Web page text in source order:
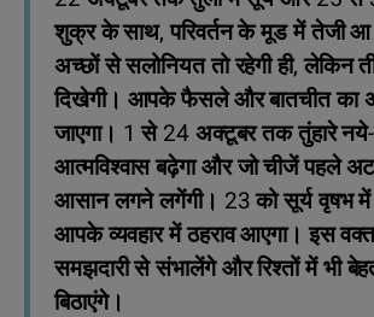
शुक्र के साथ, परिवर्तन के मूड में तेजी
अच्‍छों से सलोनियत तो रहेगी ही, लेकिन
दिखेगी। आपके फैसले और बातचीत का
जाएगा। 1 से 24 अक्टूबर तक तुंहारे
आत्मविश्वास बढ़ेगा और जो चीजें पहले
आसान लगने लगेंगी। 23 को सूर्य वृषभ
आपके व्यवहार में ठहराव आएगा। इस
समझदारी से संभालेंगे और रिश्तों में भी
बिठाएंगे।